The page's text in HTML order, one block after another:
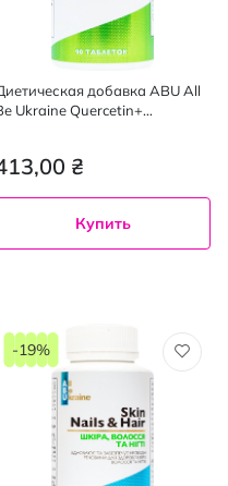
добавка ABU All
Ukraine Quercetin+
₴
Купить
-19%